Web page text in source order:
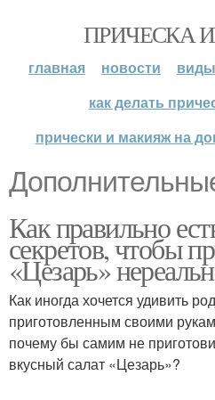
ПРИЧЕСКА
главная новости
как делать
прически и макияж на
Как правильно
секретов, чтобы
«Цезарь»
Как иногда хочется удивить
приготовленным своими
почему бы самим не
вкусный салат «Цезарь»?